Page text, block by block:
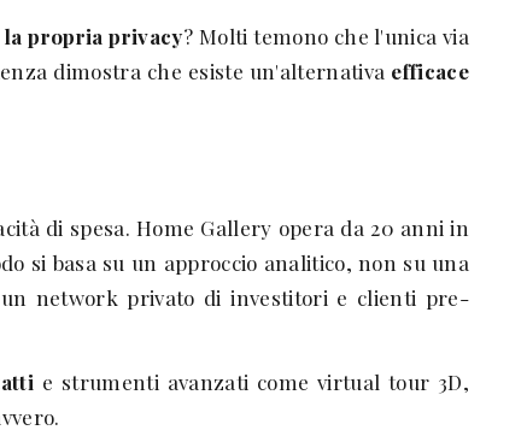
la propria privacy? Molti temono che l'unica via
dimostra che esiste un'alternativa efficace
di spesa. Home Gallery opera da 20 anni in
si basa su un approccio analitico, non su una
network privato di investitori e clienti pre-
e strumenti avanzati come virtual tour 3D,